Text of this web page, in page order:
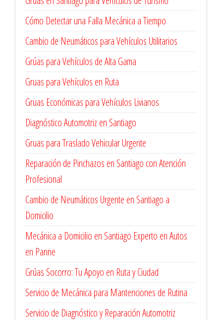
Cómo Detectar una Falla Mecánica a Tiempo
Cambio de Neumáticos para Vehículos Utilitarios
Grúas para Vehículos de Alta Gama
Gruas para Vehículos en Ruta
Gruas Económicas para Vehículos Livianos
Diagnóstico Automotriz en Santiago
Gruas para Traslado Vehicular Urgente
Reparación de Pinchazos en Santiago con Atención
Profesional
Cambio de Neumáticos Urgente en Santiago a
Domicilio
Mecánica a Domicilio en Santiago Experto en Autos
en Panne
Grúas Socorro: Tu Apoyo en Ruta y Ciudad
Servicio de Mecánica para Mantenciones de Rutina
Servicio de Diagnóstico y Reparación Automotriz